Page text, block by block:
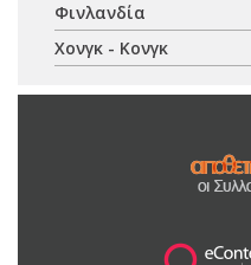
Φινλανδία
Χονγκ - Κονγκ